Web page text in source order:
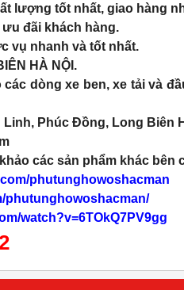
lượng tốt nhất, giao hàng
đãi khách hàng.
vụ nhanh và tốt nhất.
HÀ NỘI.
dòng xe ben, xe tải và
Phúc Đồng, Long Biên
các sản phẩm khác bên
phutunghowoshacman
phutunghowoshacman/
watch?v=6TOkQ7PV9gg